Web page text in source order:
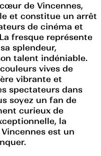
de Vincennes,
et constitue un arrêt
de cinéma et
fresque représente
splendeur,
talent indéniable.
vives de
vibrante et
spectateurs dans
soyez un fan de
curieux de
la
est un